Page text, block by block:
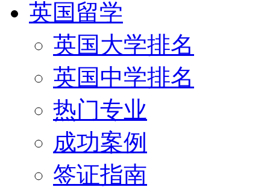
英国留学
英国大学排名
英国中学排名
热门专业
成功案例
签证指南